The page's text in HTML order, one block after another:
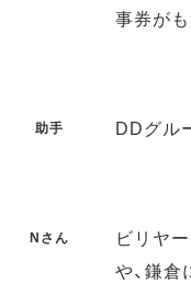
事券が
助手 DDグル
Nさん
ビリヤ
や、鎌倉